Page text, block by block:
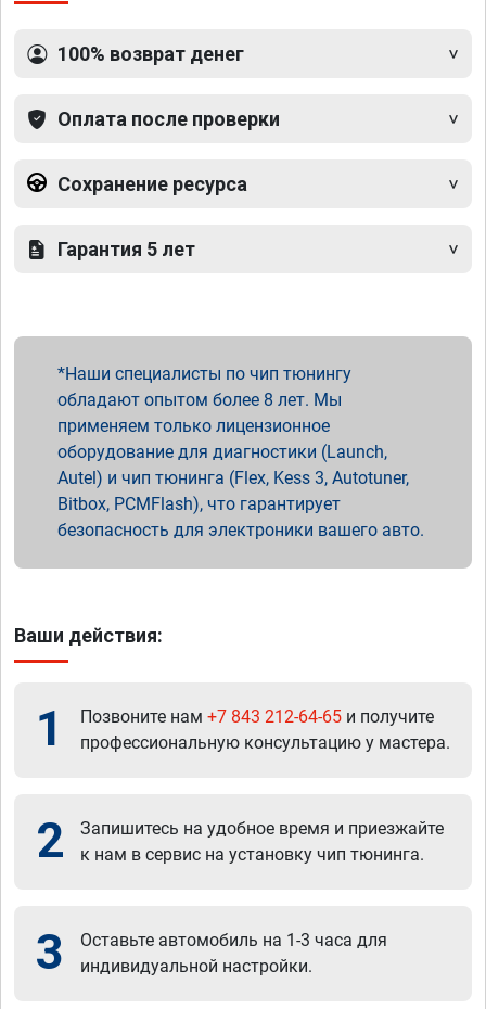
100% возврат денег
Оплата после проверки
Сохранение ресурса
Гарантия 5 лет
Наши специалисты по чип тюнингу
обладают опытом более 8 лет. Мы
применяем только лицензионное
оборудование для диагностики (Launch,
Autel) и чип тюнинга (Flex, Kess 3, Autotuner,
Bitbox, PCMFlash), что гарантирует
безопасность для электроники вашего авто.
Ваши действия:
1 Позвоните нам +7 843 212-64-65 и получите
профессиональную консультацию у мастера.
2
Запишитесь на удобное время и приезжайте
к нам в сервис на установку чип тюнинга.
3
Оставьте автомобиль на 1-3 часа для
индивидуальной настройки.